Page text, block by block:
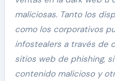
maliciosas. Tanto los
como los corporativos
infostealers a través de
sitios web de phishing,
contenido malicioso y